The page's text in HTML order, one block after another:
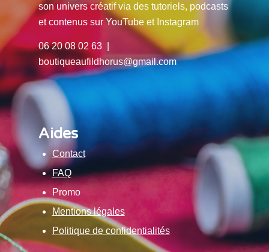
son univers créatif via des tutoriels, podcasts
et contenus sur YouTube et Instagram
06 20 08 02 63 |
boutiqueaufildhorus@gmail.com
Aides
Contact
FAQ
Promo
Mentions légales
Politique de confidentialités